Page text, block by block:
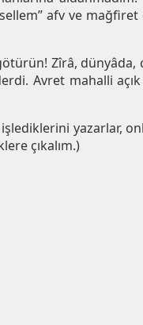
afv ve
Zîrâ, dünyâda,
Avret mahalli
yazarlar,
çıkalım.)